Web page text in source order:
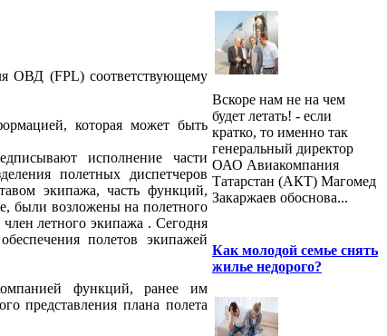
ОВД (FPL) соответствующему
которая может быть
исполнение части
полетных диспетчеров
экипажа, часть функций,
были возложены на полетного
летного экипажа . Сегодня
полетов экипажей
функций, ранее им
представления плана полета
Вскоре нам не на чем
будет летать! - если
кратко, то именно так
генеральный директор
ОАО Авиакомпания
Татарстан (АКТ) Магомед
Закаржаев обоснова...
Как молодой семье снять
жилье недорого?